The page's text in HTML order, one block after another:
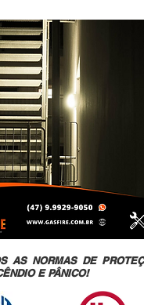
AS NORMAS DE
E PÂNICO!